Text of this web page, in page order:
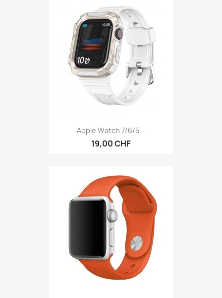
Apple Watch 7/6/5...
19,00 CHF